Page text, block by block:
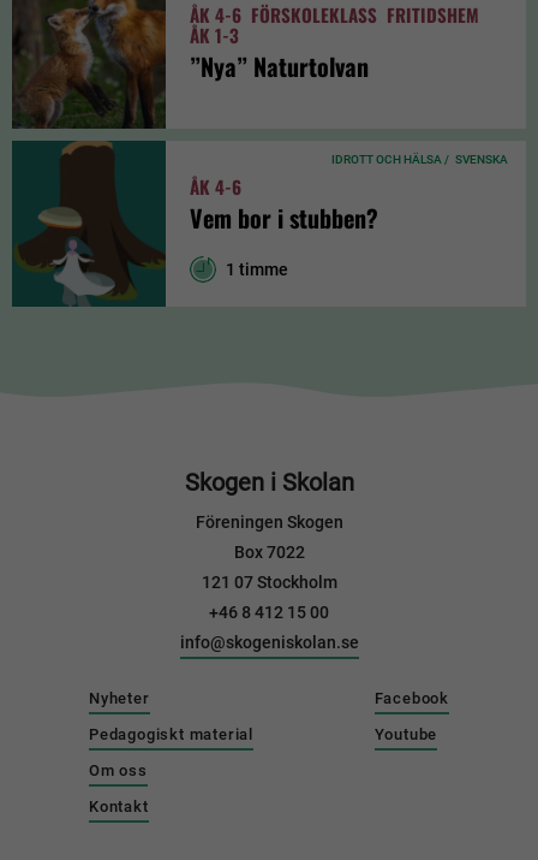
ÅK 4-6 FÖRSKOLEKLASS FRITIDSHEM
ÅK 1-3
”Nya” Naturtolvan
IDROTT OCH HÄLSA / SVENSKA
ÅK 4-6
Vem bor i stubben?
1 timme
Skogen i Skolan
Föreningen Skogen
Box 7022
121 07 Stockholm
+46 8 412 15 00
info@skogeniskolan.se
Nyheter
Pedagogiskt material
Om oss
Kontakt
Facebook
Youtube